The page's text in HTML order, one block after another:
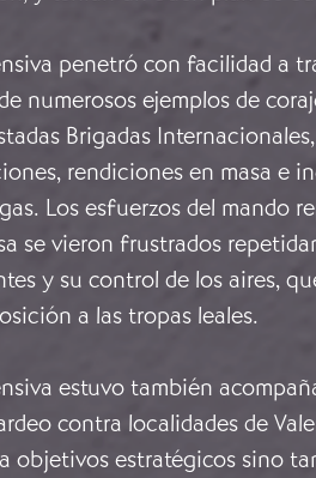
penetró con facilidad a
numerosos ejemplos de
Brigadas
rendiciones en masa e
Los esfuerzos del mando
se vieron frustrados
y su control de los aires,
a las tropas leales.
estuvo también
contra localidades de
objetivos estratégicos sino